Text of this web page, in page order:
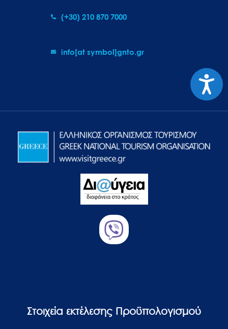
(+30) 210 870 7000
info[at symbol]gnto.gr
Στοιχεία εκτέλεσης Προϋπολογισμού